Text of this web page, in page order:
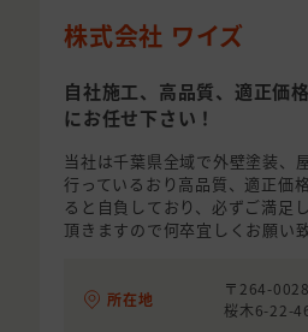
株式会社 ワイズ
自社施工、高品質、適正価
にお任せ下さい！
当社は千葉県全域で外壁塗装、
行っているおり高品質、適正価
ると自負しており、必ずご満足
頂きますので何卒宜しくお願い
所在地
〒264-
桜木6-22-